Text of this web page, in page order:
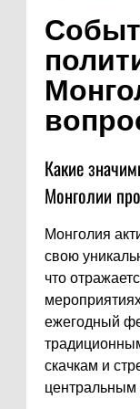
Какие
Монголии
Монголия
свою
что
ежегодный
скачкам и
центральным